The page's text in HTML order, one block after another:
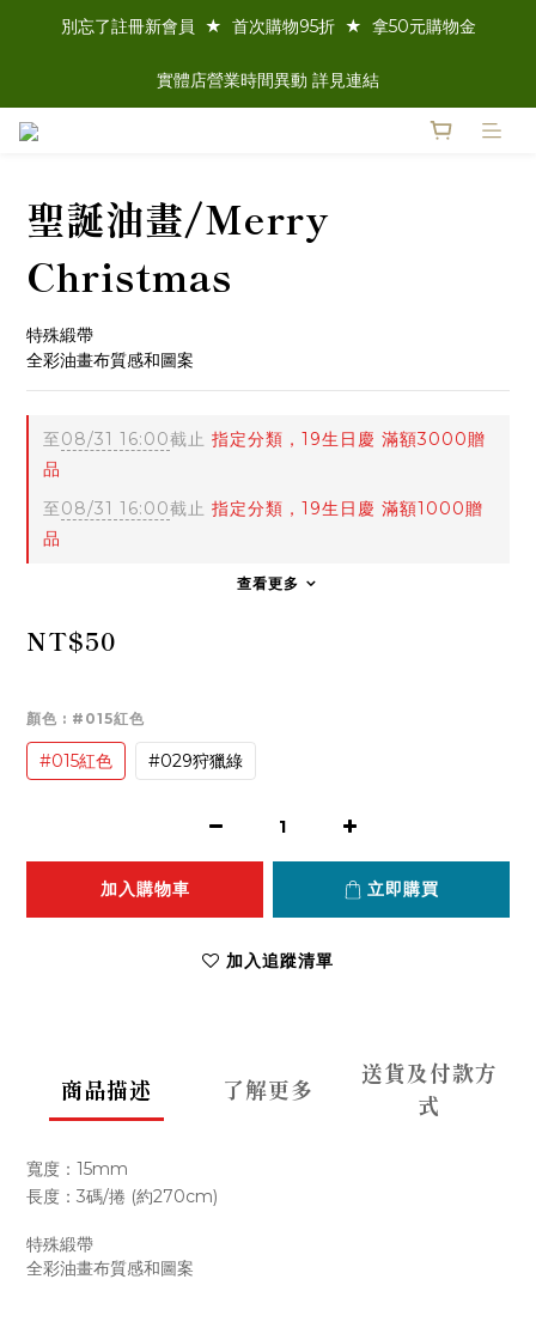
別忘了註冊新會員  ★  首次購物95折  ★  拿50元購物金
實體店營業時間異動 詳見連結
聖誕油畫/Merry
Christmas
特殊緞帶
全彩油畫布質感和圖案
至08/31 16:00截止 指定分類，19生日慶 滿額3000贈
品
至08/31 16:00截止 指定分類，19生日慶 滿額1000贈
品
查看更多
NT$50
顏色 : #015紅色
#015紅色 #029狩獵綠
加入購物車 立即購買
加入追蹤清單
商品描述 了解更多
送貨及付款方
式
寬度：15mm
長度：3碼/捲 (約270cm)
特殊緞帶
全彩油畫布質感和圖案